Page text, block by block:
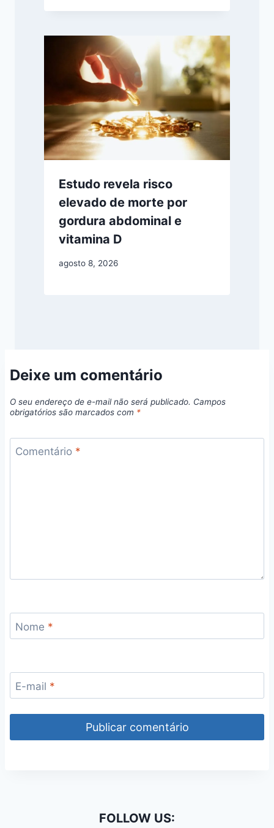
Estudo revela risco
elevado de morte por
gordura abdominal e
vitamina D
agosto 8, 2026
Deixe um comentário
O seu endereço de e-mail não será publicado. Campos
obrigatórios são marcados com *
Comentário *
Nome *
E-mail *
FOLLOW US: